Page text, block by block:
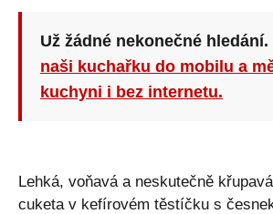
Už žádné nekonečné hledání.
naši kuchařku do mobilu a
kuchyni i bez internetu.
Lehká, voňavá a neskutečně
cuketa v kefírovém těstíčku s